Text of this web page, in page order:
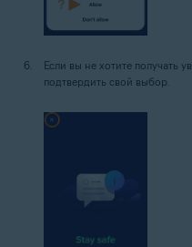
Если вы не хотите получать
подтвердить свой выбор.